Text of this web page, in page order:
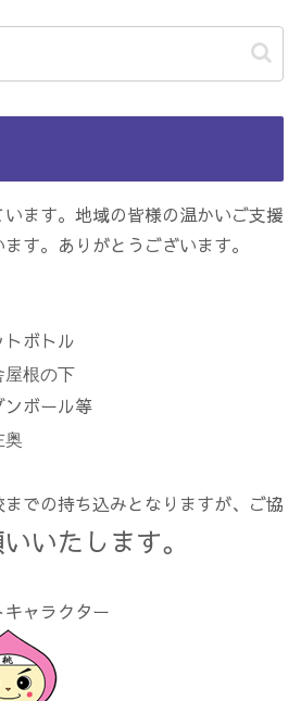
ます。地域の皆様の温かいご支援
す。ありがとうございます。
トボトル
屋根の下
ボール等
奥
での持ち込みとなりますが、ご協
いたします。
ャラクター